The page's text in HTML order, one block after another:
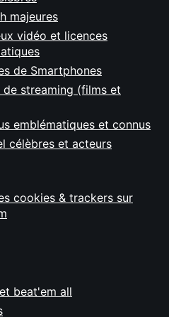
majeures
vidéo et licences
de Smartphones
streaming (films et
emblématiques et connus
célèbres et acteurs
cookies & trackers sur
beat'em all